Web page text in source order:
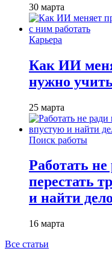
30 марта
Карьера
Как ИИ
нужно
25 марта
Поиск работы
Работать
перестать
и найти
16 марта
Все статьи